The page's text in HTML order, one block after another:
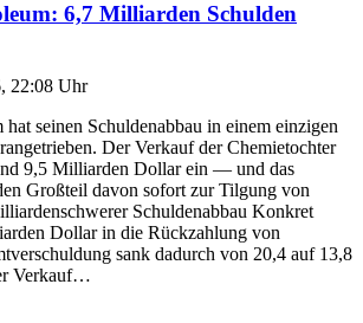
6,7 Milliarden Schulden
22:08 Uhr
seinen Schuldenabbau in einem einzigen
Der Verkauf der Chemietochter
9,5 Milliarden Dollar ein — und das
Großteil davon sofort zur Tilgung von
Schuldenabbau Konkret
Dollar in die Rückzahlung von
sank dadurch von 20,4 auf 13,8
Verkauf…